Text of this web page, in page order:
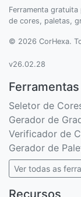
Ferramenta
de cores, paletas,
© 2026 CorHexa.
v26.02.28
Ferramentas
Seletor de
Gerador de
Verificador de
Gerador de
Ver todas as
Recursos